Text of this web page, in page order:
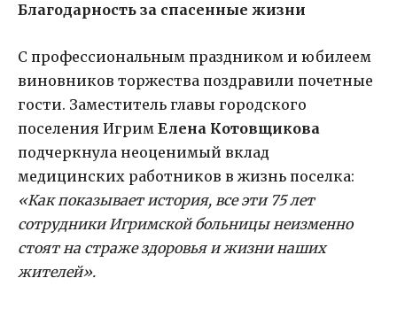
Благодарность за спасенные жизни
С профессиональным праздником и юбилеем
виновников торжества поздравили почетные
гости. Заместитель главы городского
поселения Игрим Елена Котовщикова
подчеркнула неоценимый вклад
медицинских работников в жизнь поселка:
«Как показывает история, все эти 75 лет
сотрудники Игримской больницы неизменно
стоят на страже здоровья и жизни наших
жителей».